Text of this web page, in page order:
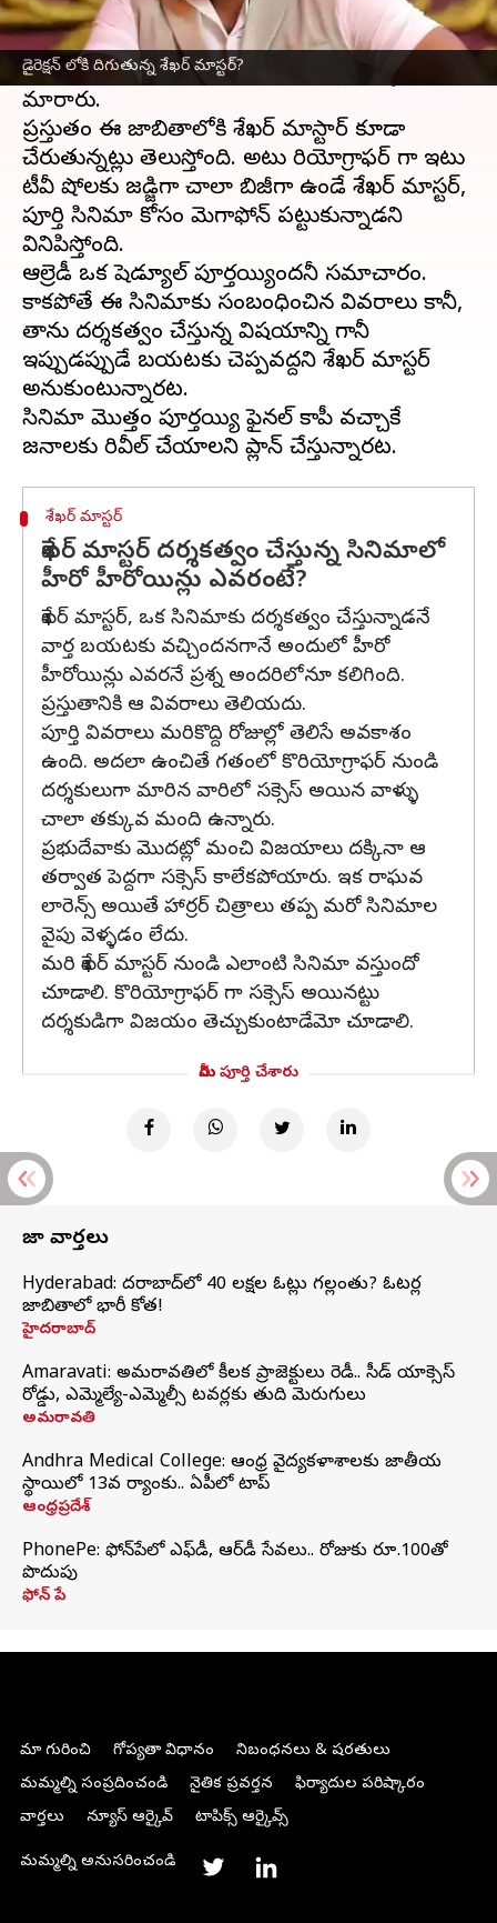
డైరెక్షన్ లోకి దిగుతున్న శేఖర్ మాస్టర్?
కొరియోగ్రాఫర్లుసినిమాదర్శకులుగా మారడం
చాలాసార్లు జరుగుతుంటుంది. ప్రభుదేవా, అమ్మ
రాజశేఖర్, సన్నీ మొదలగు కొరియోగ్రాఫర్లు దర్శకులుగా
మారారు.
ప్రస్తుతం ఈ జాబితాలోకి శేఖర్ మాస్టార్ కూడా
చేరుతున్నట్లు తెలుస్తోంది. అటు కొరియోగ్రాఫర్ గా ఇటు
టీవీ షోలకు జడ్జిగా చాలా బిజీగా ఉండే శేఖర్ మాస్టర్,
పూర్తి సినిమా కోసం మెగాఫోన్ పట్టుకున్నాడని
వినిపిస్తోంది.
ఆల్రెడీ ఒక షెడ్యూల్ పూర్తయ్యిందనీ సమాచారం.
కాకపోతే ఈ సినిమాకు సంబంధించిన వివరాలు కానీ,
తాను దర్శకత్వం చేస్తున్న విషయాన్ని గానీ
ఇప్పుడప్పుడే బయటకు చెప్పవద్దని శేఖర్ మాస్టర్
అనుకుంటున్నారట.
సినిమా మొత్తం పూర్తయ్యి ఫైనల్ కాపీ వచ్చాకే
శేఖర్ మాస్టర్
శేఖర్ మాస్టర్ దర్శకత్వం చేస్తున్న సినిమాలో
హీరో హీరోయిన్లు ఎవరంటే?
శేఖర్ మాస్టర్, ఒక సినిమాకు దర్శకత్వం చేస్తున్నాడనే
వార్త బయటకు వచ్చిందనగానే అందులో హీరో
హీరోయిన్లు ఎవరనే ప్రశ్న అందరిలోనూ కలిగింది.
ప్రస్తుతానికి ఆ వివరాలు తెలియదు.
పూర్తి వివరాలు మరికొద్ది రోజుల్లో తెలిసే అవకాశం
ఉంది. అదలా ఉంచితే గతంలో కొరియోగ్రాఫర్ నుండి
దర్శకులుగా మారిన వారిలో సక్సెస్ అయిన వాళ్ళు
చాలా తక్కువ మంది ఉన్నారు.
ప్రభుదేవాకు మొదట్లో మంచి విజయాలు దక్కినా ఆ
తర్వాత పెద్దగా సక్సెస్ కాలేకపోయారు. ఇక రాఘవ
లారెన్స్ అయితే హార్రర్ చిత్రాలు తప్ప మరో సినిమాల
వైపు వెళ్ళడం లేదు.
మరి శేఖర్ మాస్టర్ నుండి ఎలాంటి సినిమా వస్తుందో
చూడాలి. కొరియోగ్రాఫర్ గా సక్సెస్ అయినట్టు
దర్శకుడిగా విజయం తెచ్చుకుంటాడేమో చూడాలి.
మీరు పూర్తి చేశారు
తాజా వార్తలు
Hyderabad: హైదరాబాద్‌లో 40 లక్షల ఓట్లు గల్లంతు? ఓటర్ల
జాబితాలో భారీ కోత!
హైదరాబాద్
Amaravati: అమరావతిలో కీలక ప్రాజెక్టులు రెడీ.. సీడ్‌ యాక్సెస్‌
రోడ్డు, ఎమ్మెల్యే-ఎమ్మెల్సీ టవర్లకు తుది మెరుగులు
అమరావతి
Andhra Medical College: ఆంధ్ర వైద్యకళాశాలకు జాతీయ
స్థాయిలో 13వ ర్యాంకు.. ఏపీలో టాప్
ఆంధ్రప్రదేశ్
PhonePe: ఫోన్‌పేలో ఎఫ్‌డీ, ఆర్‌డీ సేవలు.. రోజుకు రూ.100తో
పొదుపు
ఫోన్‌ పే
మా గురించి గోప్యతా విధానం
నిబంధనలు & షరతులు
మమ్మల్ని సంప్రదించండి
నైతిక ప్రవర్తన
ఫిర్యాదుల పరిష్కారం
వార్తలు
న్యూస్ ఆర్కైవ్ టాపిక్స్ ఆర్కైవ్స్
మమ్మల్ని అనుసరించండి